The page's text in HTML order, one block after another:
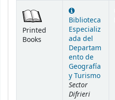
Printed
Books
Biblioteca
Especializ
ada del
Departam
ento de
Geografía
y Turismo
Sector
Difrieri